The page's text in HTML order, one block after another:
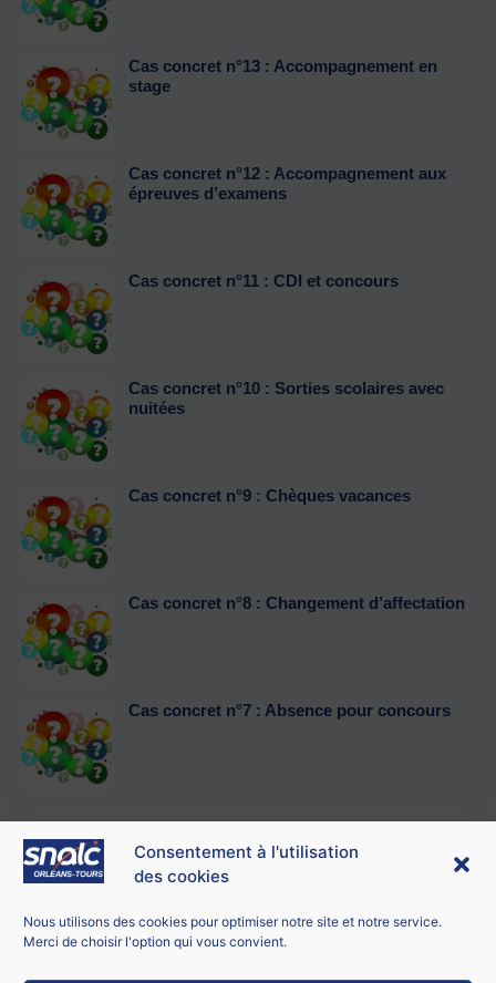
Consentement à l'utilisation
des cookies
Nous utilisons des cookies pour optimiser notre site et notre service.
Merci de choisir l'option qui vous convient.
Cas concret n°13 : Accompagnement en
stage
Cas concret n°12 : Accompagnement aux
épreuves d’examens
Cas concret n°11 : CDI et concours
Cas concret n°10 : Sorties scolaires avec
nuitées
Cas concret n°9 : Chèques vacances
Cas concret n°8 : Changement d’affectation
Cas concret n°7 : Absence pour concours
Contacter le SNALC Orléans-Tours
21 bis rue George Sand
18100 Vierzon